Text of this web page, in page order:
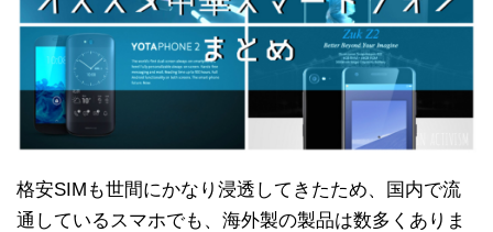
格安SIMも世間にかなり浸透してきたため、国内で流
通しているスマホでも、海外製の製品は数多くありま